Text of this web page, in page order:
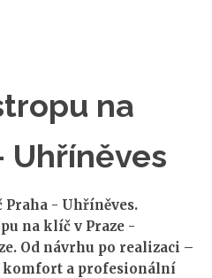
na
Uhříněves
- Uhříněves.
na klíč v Praze -
Od návrhu po realizaci –
komfort a profesionální